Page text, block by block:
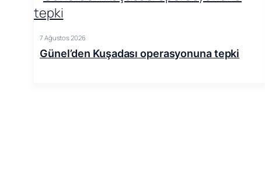
7 Ağustos 2026
Günel’den Kuşadası operasyonuna tepki